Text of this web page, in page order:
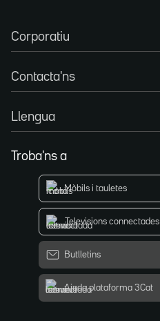
Corporatiu
Contacta'ns
Llengua
Troba'ns a
Mòbils i tauletes
Televisions connectades
Butlletins
Ajuda plataforma 3Cat